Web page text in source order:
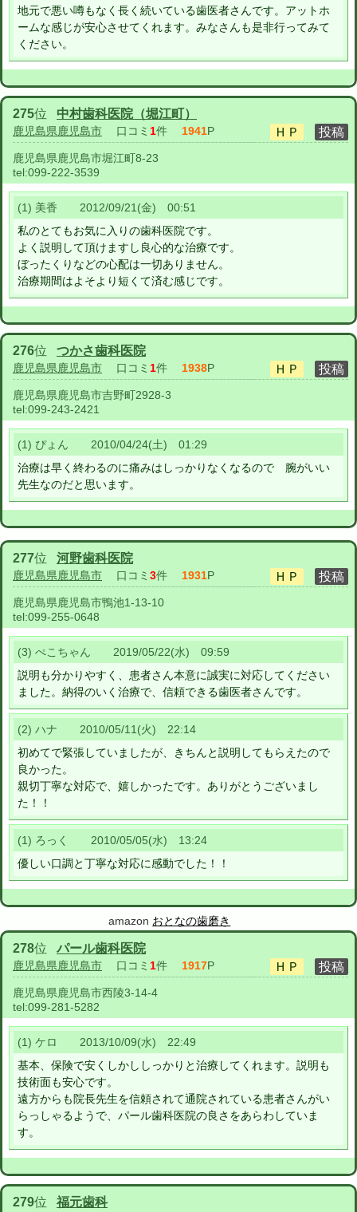
地元で悪い噂もなく長く続いている歯医者さんです。アットホ
ームな感じが安心させてくれます。みなさんも是非行ってみて
ください。
275位 中村歯科医院（堀江町）
鹿児島県鹿児島市 口コミ 1件 1941P
鹿児島県鹿児島市堀江町8-23
tel:099-222-3539
(1) 美香 2012/09/21(金) 00:51
私のとてもお気に入りの歯科医院です。
よく説明して頂けますし良心的な治療です。
ぼったくりなどの心配は一切ありません。
治療期間はよそより短くて済む感じです。
276位 つかさ歯科医院
鹿児島県鹿児島市 口コミ 1件 1938P
鹿児島県鹿児島市吉野町2928-3
tel:099-243-2421
(1) ぴょん 2010/04/24(土) 01:29
治療は早く終わるのに痛みはしっかりなくなるので 腕がいい
先生なのだと思います。
277位 河野歯科医院
鹿児島県鹿児島市 口コミ 3件 1931P
鹿児島県鹿児島市鴨池1-13-10
tel:099-255-0648
(3) ぺこちゃん 2019/05/22(水) 09:59
説明も分かりやすく、患者さん本意に誠実に対応してください
ました。納得のいく治療で、信頼できる歯医者さんです。
(2) ハナ 2010/05/11(火) 22:14
初めてで緊張していましたが、きちんと説明してもらえたので
良かった。
親切丁寧な対応で、嬉しかったです。ありがとうございまし
た！！
(1) ろっく 2010/05/05(水) 13:24
優しい口調と丁寧な対応に感動でした！！
amazon おとなの歯磨き
278位 パール歯科医院
鹿児島県鹿児島市 口コミ 1件 1917P
鹿児島県鹿児島市西陵3-14-4
tel:099-281-5282
(1) ケロ 2013/10/09(水) 22:49
基本、保険で安くしかししっかりと治療してくれます。説明も
技術面も安心です。
遠方からも院長先生を信頼されて通院されている患者さんがい
らっしゃるようで、パール歯科医院の良さをあらわしていま
す。
279位 福元歯科